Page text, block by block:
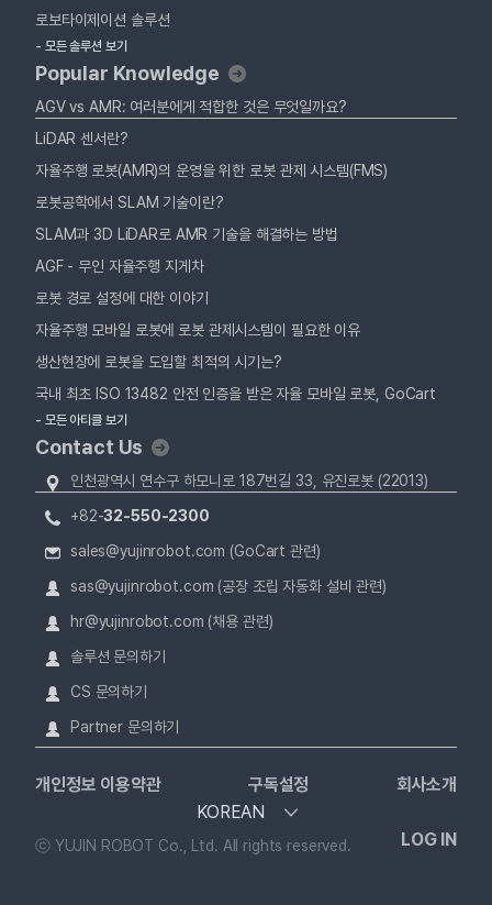
로보타이제이션 솔루션
- 모든 솔루션 보기
Popular Knowledge
AGV vs AMR: 여러분에게 적합한 것은 무엇일까요?
LiDAR 센서란?
자율주행 로봇(AMR)의 운영을 위한 로봇 관제 시스템(FMS)
로봇공학에서 SLAM 기술이란?
SLAM과 3D LiDAR로 AMR 기술을 해결하는 방법
AGF - 무인 자율주행 지게차
로봇 경로 설정에 대한 이야기
자율주행 모바일 로봇에 로봇 관제시스템이 필요한 이유
생산현장에 로봇을 도입할 최적의 시기는?
국내 최초 ISO 13482 안전 인증을 받은 자율 모바일 로봇, GoCart
- 모든 아티클 보기
Contact Us
인천광역시 연수구 하모니로 187번길 33, 유진로봇 (22013)
+82-32-550-2300
sales@yujinrobot.com (GoCart 관련)
sas@yujinrobot.com (공장 조립 자동화 설비 관련)
hr@yujinrobot.com (채용 관련)
솔루션 문의하기
CS 문의하기
Partner 문의하기
개인정보 이용약관 구독설정
회사소개
KOREAN
ⓒ YUJIN ROBOT Co., Ltd. All rights reserved. LOG IN